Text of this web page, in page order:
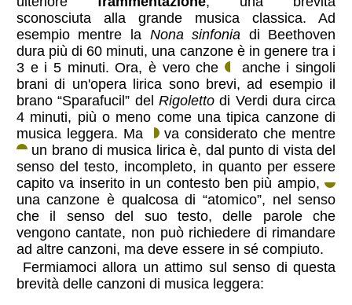
sconosciuta alla grande musica classica. Ad
esempio mentre la Nona sinfonia di Beethoven
dura più di 60 minuti, una canzone è in genere tra i
3 e i 5 minuti. Ora, è vero che
anche i singoli
brani di un'opera lirica sono brevi, ad esempio il
brano “Sparafucil” del Rigolettodi Verdi dura circa
4 minuti, più o meno come una tipica canzone di
musica leggera. Ma
va considerato che mentre
un brano di musica lirica è, dal punto di vista del
senso del testo, incompleto, in quanto per essere
capito va inserito in un contesto ben più ampio,
una canzone è qualcosa di “atomico”, nel senso
che il senso del suo testo, delle parole che
vengono cantate, non può richiedere di rimandare
ad altre canzoni, ma deve essere in sé compiuto.
Fermiamoci allora un attimo sul senso di questa
brevità delle canzoni di musica leggera: